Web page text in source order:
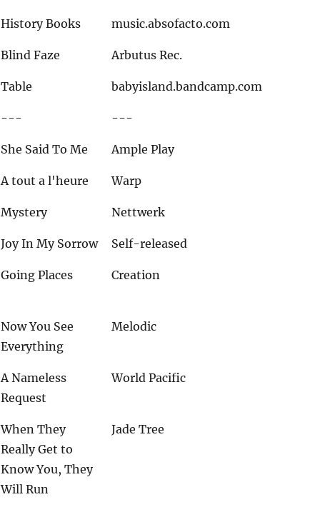
History Books music.absofacto.com
Blind Faze Arbutus Rec.
Table babyisland.bandcamp.com
--- ---
She Said To Me Ample Play
A tout a l'heure Warp
Mystery Nettwerk
Joy In My Sorrow Self-released
Going Places Creation
Now You See
Everything
Melodic
A Nameless
Request
World Pacific
When They
Really Get to
Know You, They
Will Run
Jade Tree